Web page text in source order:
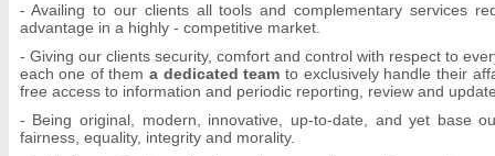
- Availing to our clients all tools and complementary services
advantage in a highly - competitive market.
- Giving our clients security, comfort and control with respect to
each one of thema dedicated team to exclusively handle their
free access to information and periodic reporting, review and
- Being original, modern, innovative, up-to-date, and yet base
fairness, equality, integrity and morality.